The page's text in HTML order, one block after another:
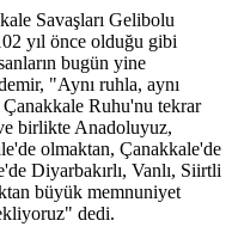
Savaşları Gelibolu
yıl önce olduğu gibi
bugün yine
"Aynı ruhla, aynı
Çanakkale Ruhu'nu tekrar
birlikte Anadoluyuz,
olmaktan, Çanakkale'de
Diyarbakırlı, Vanlı, Siirtli
büyük memnuniyet
dedi.